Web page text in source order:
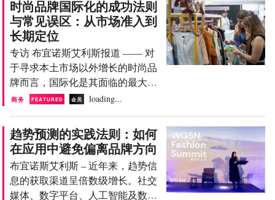
家族传统紧密相连。 本文是
FashionUnited “成功法则与常见误
区” 编辑系列的一部分，该系列汇
集了行业专业人士的深刻见解，从
实践角度探讨时尚商业关键决策中
最常见的成功经验与错误。 从线上
到实体零售 Yucra 是原住民女工匠
的第三...
则与禁忌”编辑系列的一部分，该
系列汇集了行业专业人士的经验，
从实践角度探讨国际时尚业务关键
流程中最常见的成功经验与错误。
阿根廷设计师、针织品牌 Maydi 的
创始人 Maria Abdala Zolezzi 对此深
有体会。在 2014 年创立自己的品
牌之前，她在欧洲度过了十余年，
曾为多家国际时尚公司担任商务和
营销职位。 这段经历最终影响了她
对品牌建设的理解。“有点像一头
扎进去，”她回忆起创业之初的情
景时说。“我来自商业领域，但面
时尚品牌国际化的成功法则
与常见误区：从市场准入到
长期定位
专访 布宜诺斯艾利斯报道 —— 对
于寻求本土市场以外增长的时尚品
牌而言，国际化是其面临的最大挑
战之一。然而，这一过程常常伴随
标市场的理解等方面的常见错误。
本文是 FashionUnited 全新专题栏目
“成功法则与常见误区”（The Do's
and Don'ts）系列的一部分。该系列
汇集了业内资深人士的宝贵经验，
商务 FEATURED 会员 loading...
趋势预测的实践法则：如何
在应用中避免偏离品牌方向
布宜诺斯艾利斯 – 近年来，趋势信
息的获取渠道呈倍数级增长。社交
媒体、数字平台、人工智能及数据